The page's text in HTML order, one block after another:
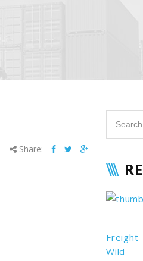
Share:
Freight
Wild